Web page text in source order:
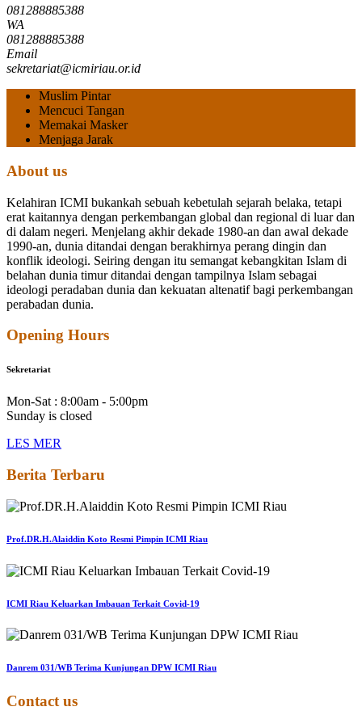
081288885388
WA
081288885388
Email
sekretariat@icmiriau.or.id
Muslim Pintar
Mencuci Tangan
Memakai Masker
Menjaga Jarak
About us
Kelahiran ICMI bukankah sebuah kebetulah sejarah belaka, tetapi
erat kaitannya dengan perkembangan global dan regional di luar dan
di dalam negeri. Menjelang akhir dekade 1980-an dan awal dekade
1990-an, dunia ditandai dengan berakhirnya perang dingin dan
konflik ideologi. Seiring dengan itu semangat kebangkitan Islam di
belahan dunia timur ditandai dengan tampilnya Islam sebagai
ideologi peradaban dunia dan kekuatan altenatif bagi perkembangan
perabadan dunia.
Opening Hours
Sekretariat
Mon-Sat : 8:00am - 5:00pm
Sunday is closed
LES MER
Berita Terbaru
Prof.DR.H.Alaiddin Koto Resmi Pimpin ICMI Riau
ICMI Riau Keluarkan Imbauan Terkait Covid-19
Danrem 031/WB Terima Kunjungan DPW ICMI Riau
Contact us